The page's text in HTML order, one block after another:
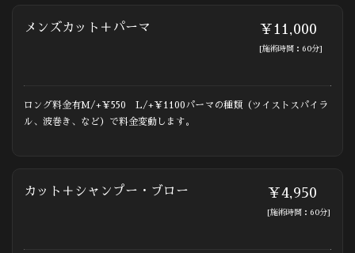
メンズカット＋パーマ ￥11,000
[施術時間：60分]
ロング料金有M/+￥550 L/+￥1100パーマの種類（ツイストスパイラ
ル、波巻き、など）で料金変動します。
カット＋シャンプー・ブロー ￥4,950
[施術時間：60分]